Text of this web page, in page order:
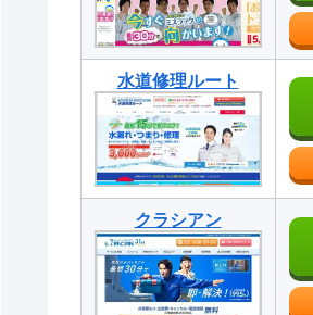
水道修理ルート
クラシアン